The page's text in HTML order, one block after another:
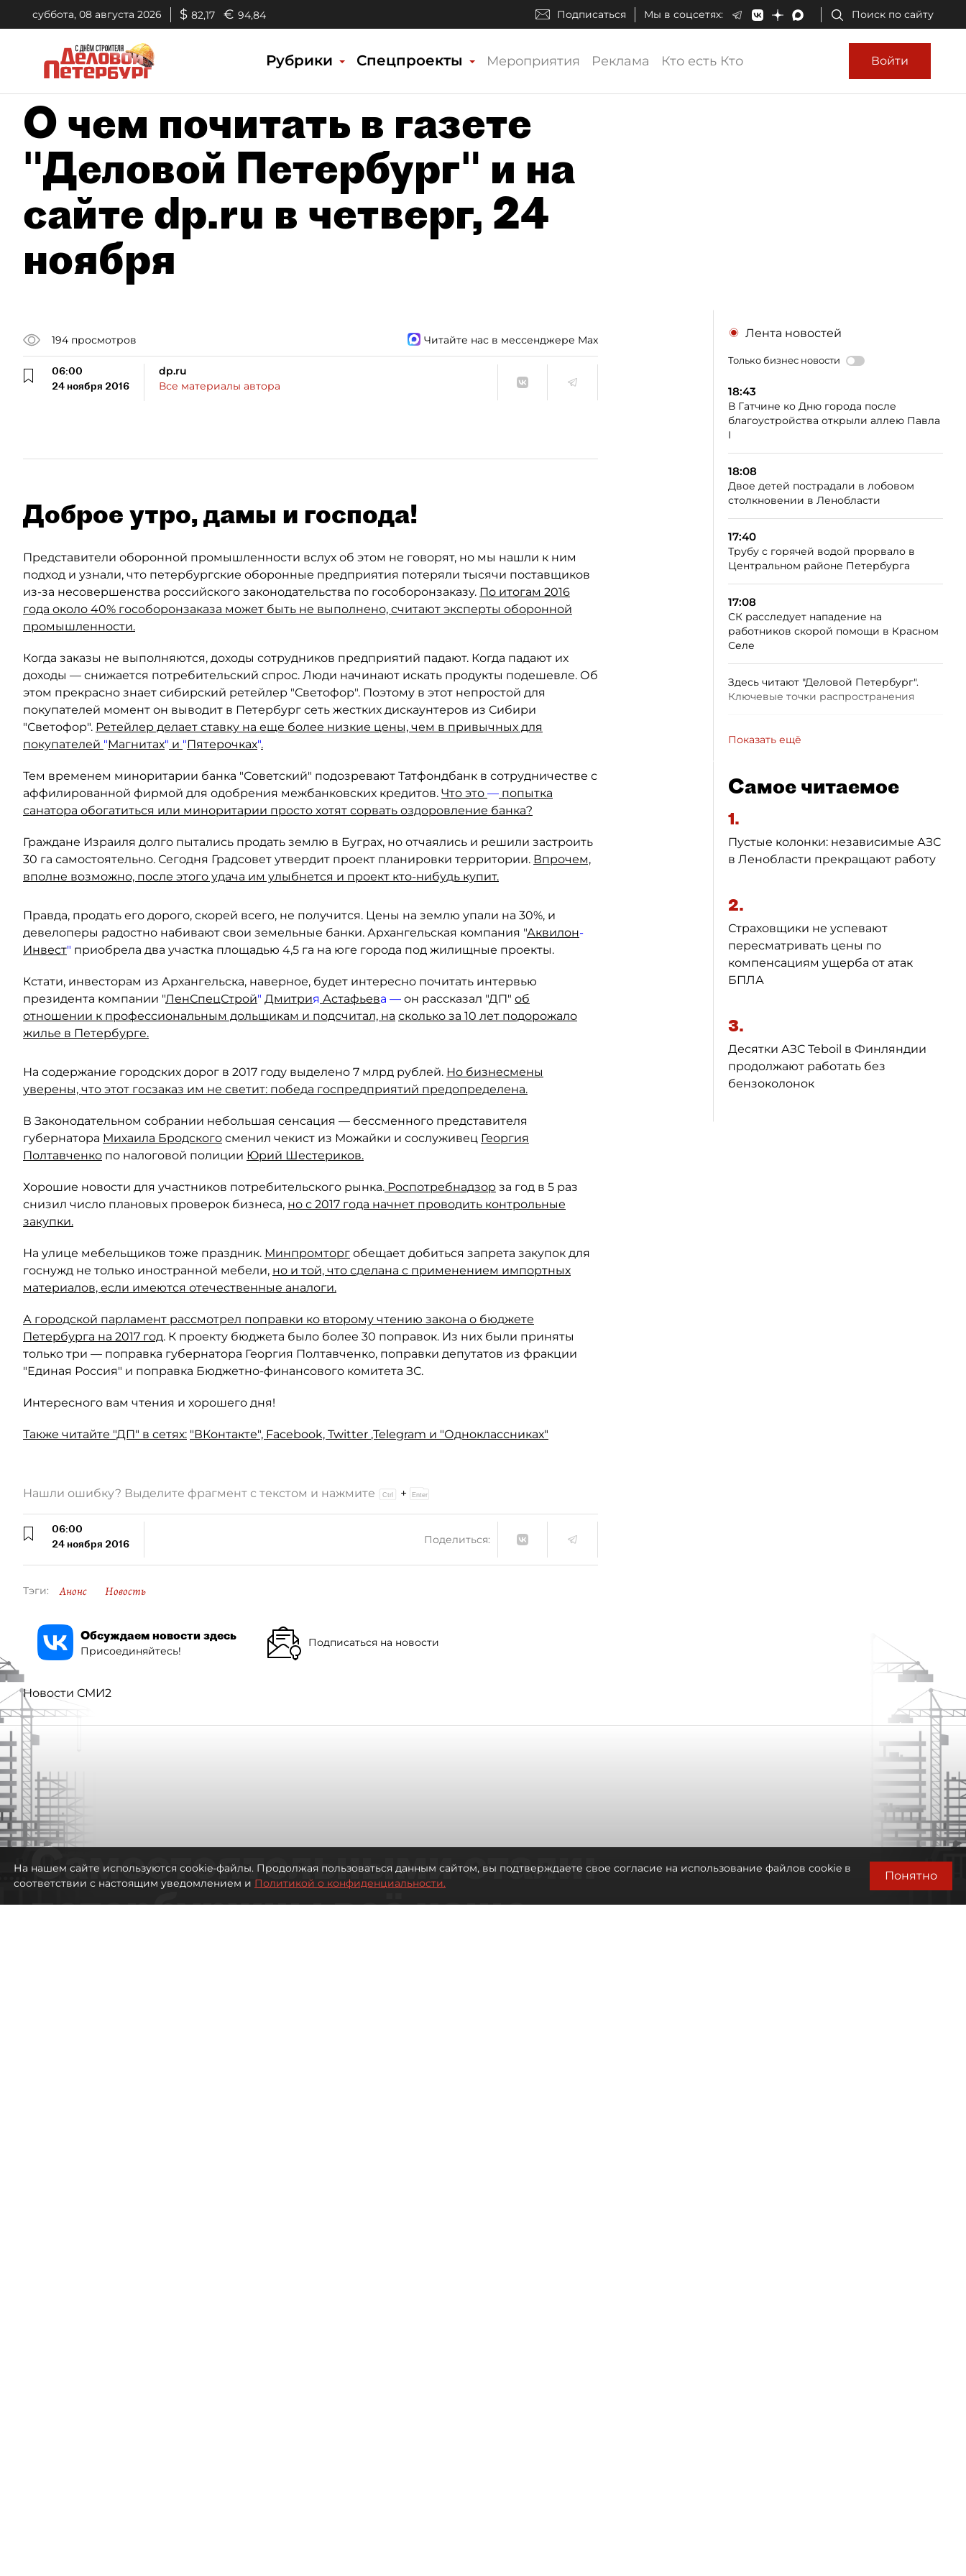
суббота, 08 августа 2026 $ 82,17 € 94,84 Подписаться Мы в соцсетях: Поиск по сайту
Рубрики Спецпроекты Мероприятия Реклама Кто есть Кто Войти
О чем почитать в газете
"Деловой Петербург" и на
сайте dp.ru в четверг, 24
ноября
194 просмотров Читайте нас в мессенджере Max
06:00
24 ноября 2016
dp.ru
Все материалы автора
Доброе утро, дамы и господа!
Представители оборонной промышленности вслух об этом не говорят, но мы нашли к ним
подход и узнали, что петербургские оборонные предприятия потеряли тысячи поставщиков
из-за несовершенства российского законодательства по гособоронзаказу. По итогам 2016
года около 40% гособоронзаказа может быть не выполнено, считают эксперты оборонной
промышленности.
Когда заказы не выполняются, доходы сотрудников предприятий падают. Когда падают их
доходы — снижается потребительский спрос. Люди начинают искать продукты подешевле. Об
этом прекрасно знает сибирский ретейлер "Светофор". Поэтому в этот непростой для
покупателей момент он выводит в Петербург сеть жестких дискаунтеров из Сибири
"Светофор". Ретейлер делает ставку на еще более низкие цены, чем в привычных для
покупателей "Магнитах" и "Пятерочках".
Тем временем миноритарии банка "Советский" подозревают Татфондбанк в сотрудничестве с
аффилированной фирмой для одобрения межбанковских кредитов. Что это — попытка
санатора обогатиться или миноритарии просто хотят сорвать оздоровление банка?
Граждане Израиля долго пытались продать землю в Буграх, но отчаялись и решили застроить
30 га самостоятельно. Сегодня Градсовет утвердит проект планировки территории. Впрочем,
вполне возможно, после этого удача им улыбнется и проект кто-нибудь купит.
Правда, продать его дорого, скорей всего, не получится. Цены на землю упали на 30%, и
девелоперы радостно набивают свои земельные банки. Архангельская компания "Аквилон-
Инвест" приобрела два участка площадью 4,5 га на юге города под жилищные проекты.
Кстати, инвесторам из Архангельска, наверное, будет интересно почитать интервью
президента компании "ЛенСпецСтрой" Дмитрия Астафьева — он рассказал "ДП" об
отношении к профессиональным дольщикам и подсчитал, на сколько за 10 лет подорожало
жилье в Петербурге.
На содержание городских дорог в 2017 году выделено 7 млрд рублей. Но бизнесмены
уверены, что этот госзаказ им не светит: победа госпредприятий предопределена.
В Законодательном собрании небольшая сенсация — бессменного представителя
губернатора Михаила Бродского сменил чекист из Можайки и сослуживец Георгия
Полтавченко по налоговой полиции Юрий Шестериков.
Хорошие новости для участников потребительского рынка. Роспотребнадзор за год в 5 раз
снизил число плановых проверок бизнеса, но с 2017 года начнет проводить контрольные
закупки.
На улице мебельщиков тоже праздник. Минпромторг обещает добиться запрета закупок для
госнужд не только иностранной мебели, но и той, что сделана с применением импортных
материалов, если имеются отечественные аналоги.
А городской парламент рассмотрел поправки ко второму чтению закона о бюджете
Петербурга на 2017 год. К проекту бюджета было более 30 поправок. Из них были приняты
только три — поправка губернатора Георгия Полтавченко, поправки депутатов из фракции
"Единая Россия" и поправка Бюджетно-финансового комитета ЗС.
Интересного вам чтения и хорошего дня!
Также читайте "ДП" в сетях: "ВКонтакте", Facebook, Twitter ,Telegram и "Одноклассниках"
Лента новостей
Только бизнес новости
18:43
В Гатчине ко Дню города после
благоустройства открыли аллею Павла
I
18:08
Двое детей пострадали в лобовом
столкновении в Ленобласти
17:40
Трубу с горячей водой прорвало в
Центральном районе Петербурга
17:08
СК расследует нападение на
работников скорой помощи в Красном
Селе
Здесь читают "Деловой Петербург".
Ключевые точки распространения
Показать ещё
Самое читаемое
1.
Пустые колонки: независимые АЗС
в Ленобласти прекращают работу
2.
Страховщики не успевают
пересматривать цены по
компенсациям ущерба от атак
БПЛА
3.
Десятки АЗС Teboil в Финляндии
продолжают работать без
бензоколонок
Нашли ошибку? Выделите фрагмент с текстом и нажмите +
06:00
24 ноября 2016
Поделиться:
Тэги: Анонс Новость
Обсуждаем новости здесь
Присоединяйтесь!
Подписаться на новости
Новости СМИ2
Самостоятельными стали:
петербуржцы всё чаще
На нашем сайте используются cookie-файлы. Продолжая пользоваться данным сайтом, вы подтверждаете свое согласие на использование файлов cookie в
соответствии с настоящим уведомлением и Политикой о конфиденциальности.
Понятно